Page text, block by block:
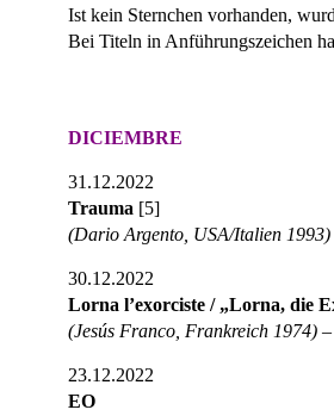
Ist kein Sternchen vorhanden,
Bei Titeln in Anführungszeichen
DICIEMBRE
31.12.2022
Trauma [5]
(Dario Argento, USA/Italien 1993)
30.12.2022
Lorna l’exorciste / „Lorna, die
(Jesús Franco, Frankreich 1974)
23.12.2022
EO